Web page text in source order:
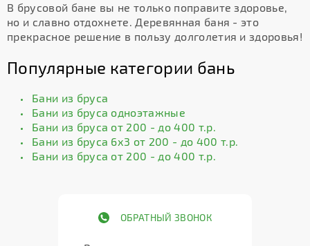
В брусовой бане вы не только поправите здоровье,
но и славно отдохнете. Деревянная баня - это
прекрасное решение в пользу долголетия и здоровья!
Популярные категории бань
Бани из бруса
Бани из бруса одноэтажные
Бани из бруса от 200 - до 400 т.р.
Бани из бруса 6х3 от 200 - до 400 т.р.
Бани из бруса от 200 - до 400 т.р.
ОБРАТНЫЙ ЗВОНОК